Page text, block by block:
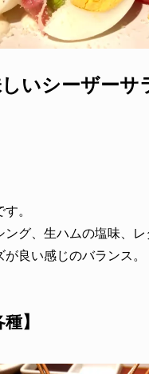
いシーザーサ
。
ング、生ハムの塩味、レ
良い感じのバランス。
】